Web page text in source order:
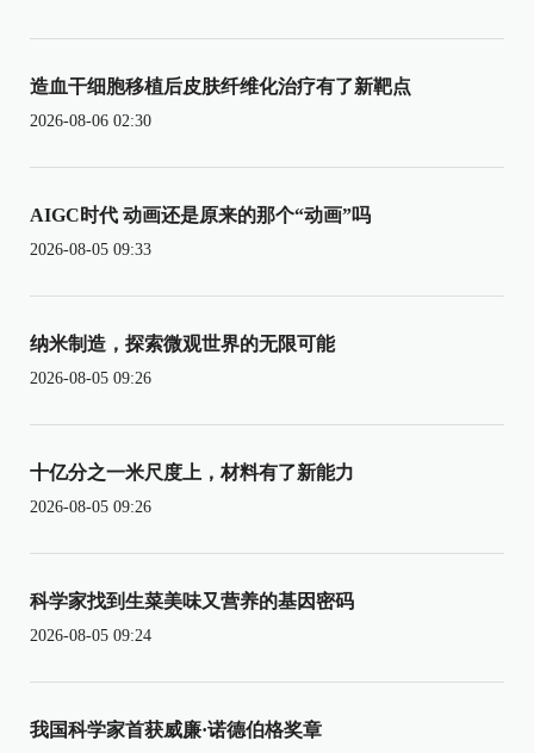
造血干细胞移植后皮肤纤维化治疗有了新靶点
2026-08-06 02:30
AIGC时代 动画还是原来的那个“动画”吗
2026-08-05 09:33
纳米制造，探索微观世界的无限可能
2026-08-05 09:26
十亿分之一米尺度上，材料有了新能力
2026-08-05 09:26
科学家找到生菜美味又营养的基因密码
2026-08-05 09:24
我国科学家首获威廉·诺德伯格奖章